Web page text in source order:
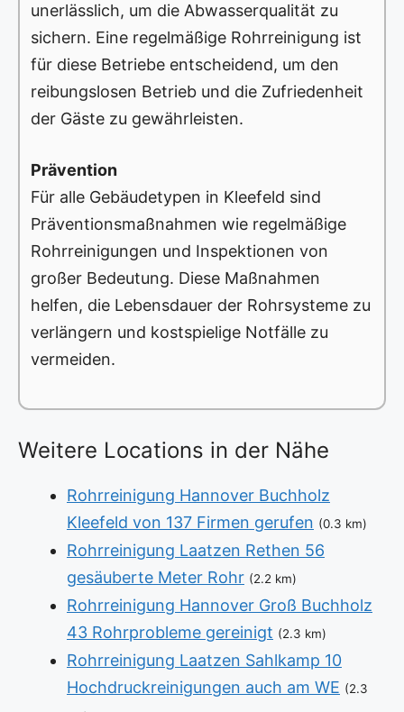
unerlässlich, um die Abwasserqualität zu
sichern. Eine regelmäßige Rohrreinigung ist
für diese Betriebe entscheidend, um den
reibungslosen Betrieb und die Zufriedenheit
der Gäste zu gewährleisten.
Prävention
Für alle Gebäudetypen in Kleefeld sind
Präventionsmaßnahmen wie regelmäßige
Rohrreinigungen und Inspektionen von
großer Bedeutung. Diese Maßnahmen
helfen, die Lebensdauer der Rohrsysteme zu
verlängern und kostspielige Notfälle zu
vermeiden.
Weitere Locations in der Nähe
Rohrreinigung Hannover Buchholz
Kleefeld von 137 Firmen gerufen (0.3 km)
Rohrreinigung Laatzen Rethen 56
gesäuberte Meter Rohr (2.2 km)
Rohrreinigung Hannover Groß Buchholz
43 Rohrprobleme gereinigt (2.3 km)
Rohrreinigung Laatzen Sahlkamp 10
Hochdruckreinigungen auch am WE (2.3